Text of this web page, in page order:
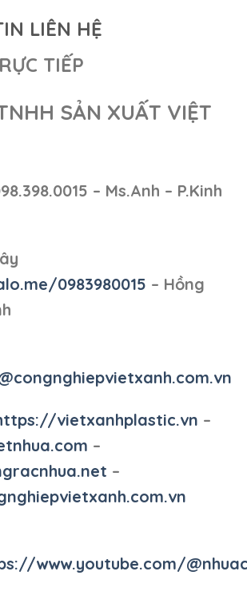
LIÊN HỆ
TIẾP
SẢN XUẤT VIỆT
– Ms.Anh – P.Kinh
0983980015 – Hồng
vietxanhplastic.vn –
–
–
www.youtube.com/